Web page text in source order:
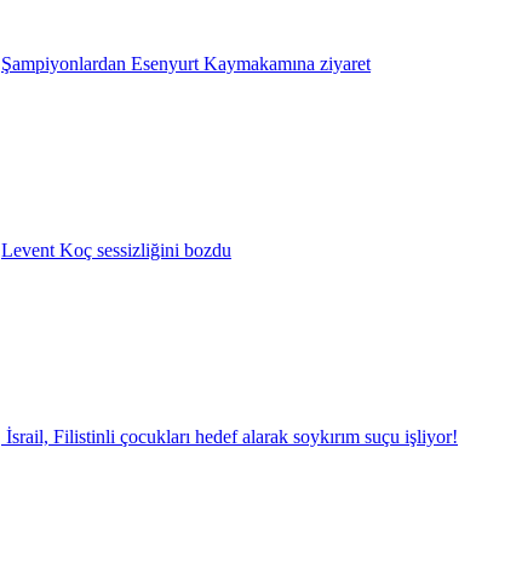
Şampiyonlardan Esenyurt Kaymakamına ziyaret
Levent Koç sessizliğini bozdu
İsrail, Filistinli çocukları hedef alarak soykırım suçu işliyor!